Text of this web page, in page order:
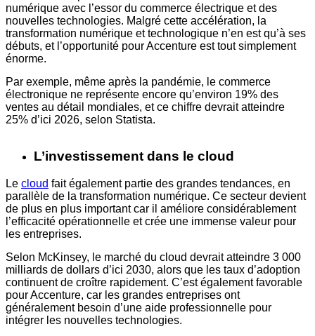
numérique avec l’essor du commerce électrique et des
nouvelles technologies. Malgré cette accélération, la
transformation numérique et technologique n’en est qu’à ses
débuts, et l’opportunité pour Accenture est tout simplement
énorme.
Par exemple, même après la pandémie, le commerce
électronique ne représente encore qu’environ 19% des
ventes au détail mondiales, et ce chiffre devrait atteindre
25% d’ici 2026, selon Statista.
L’investissement dans le cloud
Le cloud fait également partie des grandes tendances, en
parallèle de la transformation numérique. Ce secteur devient
de plus en plus important car il améliore considérablement
l’efficacité opérationnelle et crée une immense valeur pour
les entreprises.
Selon McKinsey, le marché du cloud devrait atteindre 3 000
milliards de dollars d’ici 2030, alors que les taux d’adoption
continuent de croître rapidement. C’est également favorable
pour Accenture, car les grandes entreprises ont
généralement besoin d’une aide professionnelle pour
intégrer les nouvelles technologies.